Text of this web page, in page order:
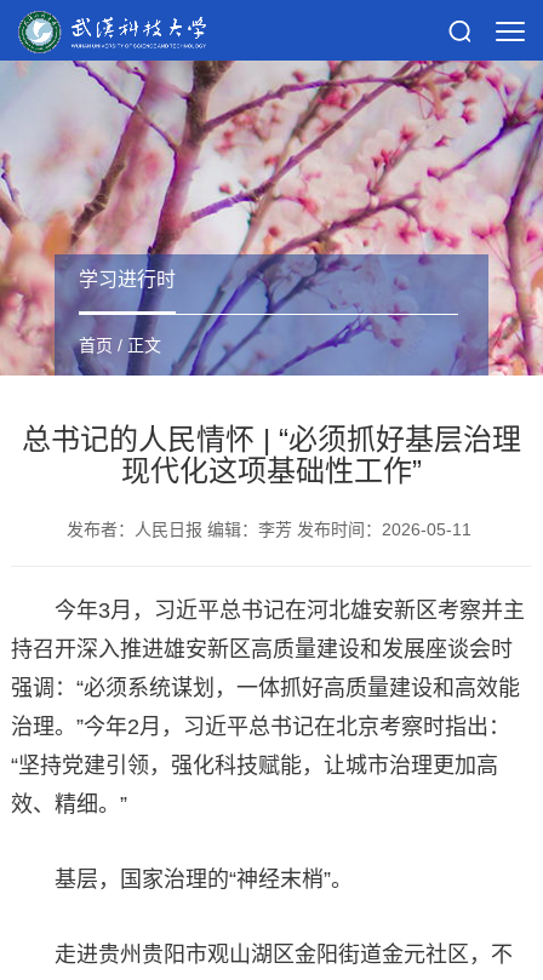
学习进行时
首页 / 正文
总书记的人民情怀 | “必须抓好基层治理
现代化这项基础性工作”
发布者：人民日报 编辑：李芳 发布时间：2026-05-11
今年3月，习近平总书记在河北雄安新区考察并主
持召开深入推进雄安新区高质量建设和发展座谈会时
强调：“必须系统谋划，一体抓好高质量建设和高效能
治理。”今年2月，习近平总书记在北京考察时指出：
“坚持党建引领，强化科技赋能，让城市治理更加高
效、精细。”
基层，国家治理的“神经末梢”。
走进贵州贵阳市观山湖区金阳街道金元社区，不